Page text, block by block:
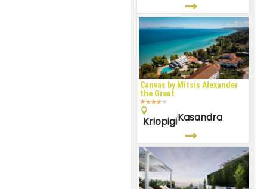
Canvas by Mitsis Alexander
the Great
★★★★★
KriopigiKasandra